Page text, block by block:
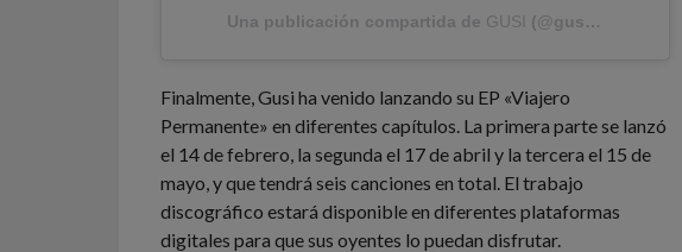
Una publicación compartida de GUSI (@gusi) el
Finalmente, Gusi ha venido lanzando su EP «Viajero
Permanente» en diferentes capítulos. La primera parte se lanzó
el 14 de febrero, la segunda el 17 de abril y la tercera el 15 de
mayo, y que tendrá seis canciones en total. El trabajo
discográfico estará disponible en diferentes plataformas
digitales para que sus oyentes lo puedan disfrutar.